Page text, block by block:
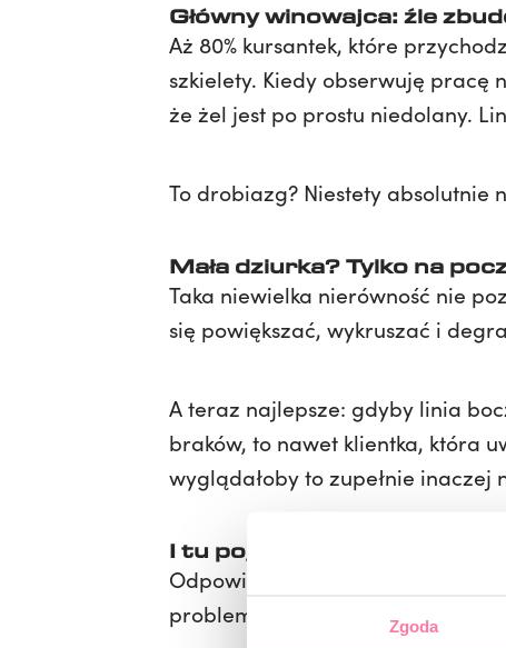
Zgoda
Główny winowajca: źle
Aż 80% kursantek, które
szkielety. Kiedy obserwuję
że żel jest po prostu niedolany.
To drobiazg? Niestety absolutnie
Mała dziurka? Tylko na
Taka niewielka nierówność nie
się powiększać, wykruszać i
A teraz najlepsze: gdyby linia
braków, to nawet klientka, która
wyglądałoby to zupełnie inaczej
I tu pojawia się dobra
Odpowiedni dobór produktu,
problemy przestaną Ci się